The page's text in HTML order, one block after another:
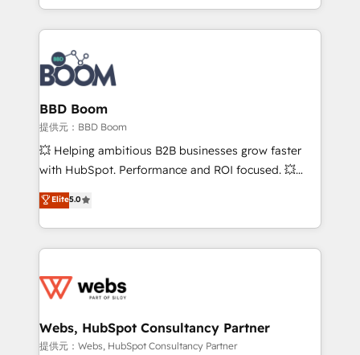
emailing) Informations clés : - 10 ans d'expérience -
100+ intégrations CRM HubSpot réussies - 40
experts conseil - 150 certifications HubSpot
cumulées
enterprise-grade campaigns, our in-house team
builds scalable strategies that drive long-term
revenue. ⚙️ HubSpot Integration & Optimization •
Seamless CRM, CMS, and automation setup •
Complex platform migrations and data cleanups •
Custom APIs and third-party integrations 📈 End-to-
End Revenue Acceleration • Lifecycle marketing and
pipeline growth programs • Sales enablement tools
and CRM optimization • Retention strategies with
Execution • 750+ onboardings and 2,000+
implementations • Deep expertise across marketing,
BBD Boom
提供元：BBD Boom
💥 Helping ambitious B2B businesses grow faster
with HubSpot. Performance and ROI focused. 💥
BBD Boom is the HubSpot partner that can help you
to HubSpot Better. We work with your teams to
solve all your HubSpot challenges and improve user
adoption, sales process and marketing results.
the first time 🔧 Designing and optimising your
and build using HubSpot 🔌 Integrating HubSpot
with other systems 🎓 Training your teams to be
Elite5.0
Webs, HubSpot Consultancy Partner
提供元：Webs, HubSpot Consultancy Partner